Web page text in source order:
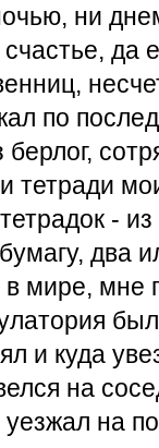
ни
да
по
тетради
-
два
мире, мне
и куда
на
на